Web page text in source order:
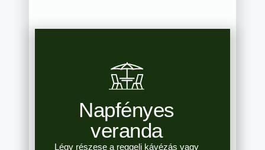
Napfényes
veranda
Légy részese a reggeli kávézás vagy